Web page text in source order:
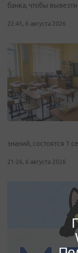
банка, чтобы
22:45, 6 августа 2026
знаний, состоятся 1
21:26, 6 августа 2026